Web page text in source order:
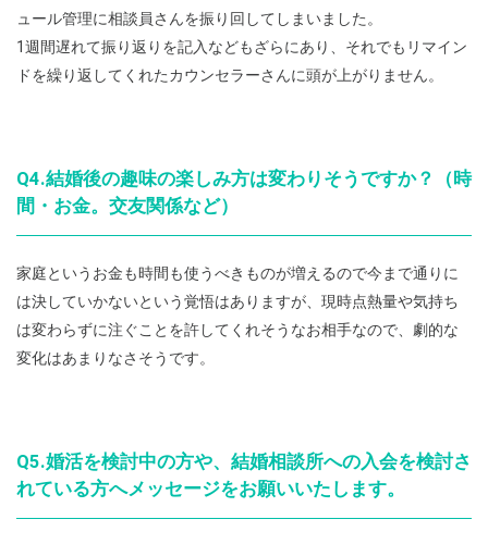
ュール管理に相談員さんを振り回してしまいました。
1週間遅れて振り返りを記入などもざらにあり、それでもリマイン
ドを繰り返してくれたカウンセラーさんに頭が上がりません。
Q4.結婚後の趣味の楽しみ方は変わりそうですか？（時
間・お金。交友関係など）
家庭というお金も時間も使うべきものが増えるので今まで通りに
は決していかないという覚悟はありますが、現時点熱量や気持ち
は変わらずに注ぐことを許してくれそうなお相手なので、劇的な
変化はあまりなさそうです。
Q5.婚活を検討中の方や、結婚相談所への入会を検討さ
れている方へメッセージをお願いいたします。